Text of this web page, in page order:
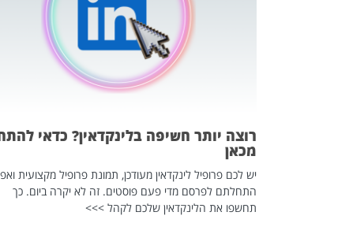
רוצה יותר חשיפה בלינקדאין? כדאי
מכאן
יש לכם פרופיל לינקדאין מעודכן, תמונת פרופיל מקצועית
התחלתם לפרסם מדי פעם פוסטים. זה לא יקרה ביום. כך
תחשפו את הלינקדאין שלכם לקהל >>>